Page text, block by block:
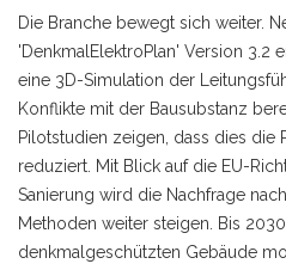
Die Branche bewegt sich weiter.
'DenkmalElektroPlan' Version 3.2
eine 3D-Simulation der
Konflikte mit der Bausubstanz
Pilotstudien zeigen, dass dies die
reduziert. Mit Blick auf die EU-
Sanierung wird die Nachfrage
Methoden weiter steigen. Bis
denkmalgeschützten Gebäude